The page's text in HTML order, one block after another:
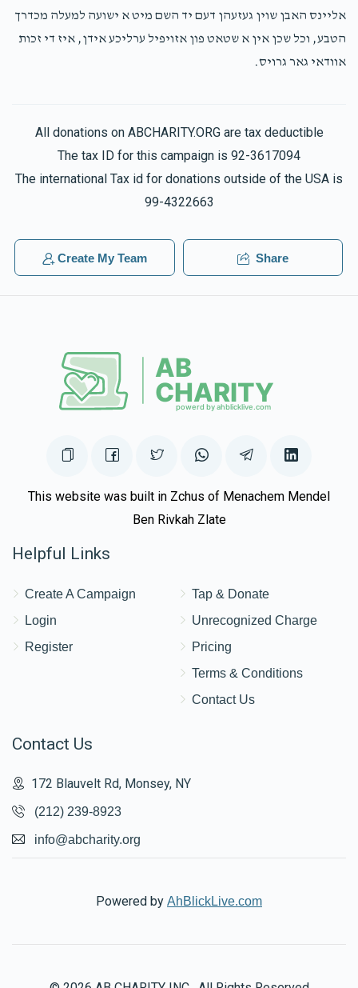
אליינס האבן שוין געזעהן דעם יד השם מיט א ישועה למעלה מכדרך
הטבע, וכל שכן אין א שטאט פון אזויפיל ערליכע אידן, איז די זכות
אוודאי גאר גרויס.
All donations on ABCHARITY.ORG are tax deductible
The tax ID for this campaign is 92-3617094
The international Tax id for donations outside of the USA is
99-4322663
Create My Team Share
This website was built in Zchus of Menachem Mendel
Ben Rivkah Zlate
Helpful Links
Create A Campaign
Login
Register
Tap & Donate
Unrecognized Charge
Pricing
Terms & Conditions
Contact Us
Contact Us
172 Blauvelt Rd, Monsey, NY
(212) 239-8923
info@abcharity.org
Powered by AhBlickLive.com